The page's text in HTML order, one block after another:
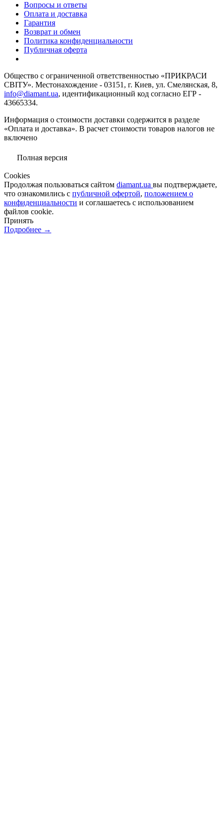
Вопросы и ответы
Оплата и доставка
Гарантия
Возврат и обмен
Политика конфиденциальности
Публичная оферта
Общество с ограниченной ответственностью «ПРИКРАСИ
СВІТУ». Местонахождение - 03151, г. Киев, ул. Смелянская, 8,
info@diamant.ua, идентификационный код согласно ЕГР -
43665334.
Информация о стоимости доставки содержится в разделе
«Оплата и доставка». В расчет стоимости товаров налогов не
включено
Полная версия
Сookies
Продолжая пользоваться сайтом diamant.ua вы подтверждаете,
что ознакомились с публичной офертой, положением о
конфиденциальности и соглашаетесь с использованием
файлов cookie.
Принять
Подробнее →